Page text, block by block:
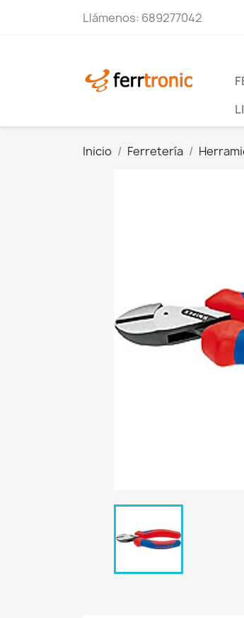
Llámenos: 689277042
Inicio Ferretería